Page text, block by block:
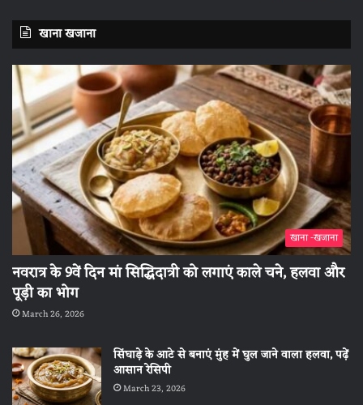
खाना खजाना
खाना -खजाना
नवरात्र के 9वें दिन मां सिद्धिदात्री को लगाएं काले चने, हलवा और
पूड़ी का भोग
March 26, 2026
सिंघाड़े के आटे से बनाएं मुंह में घुल जाने वाला हलवा, पढ़ें
आसान रेसिपी
March 23, 2026